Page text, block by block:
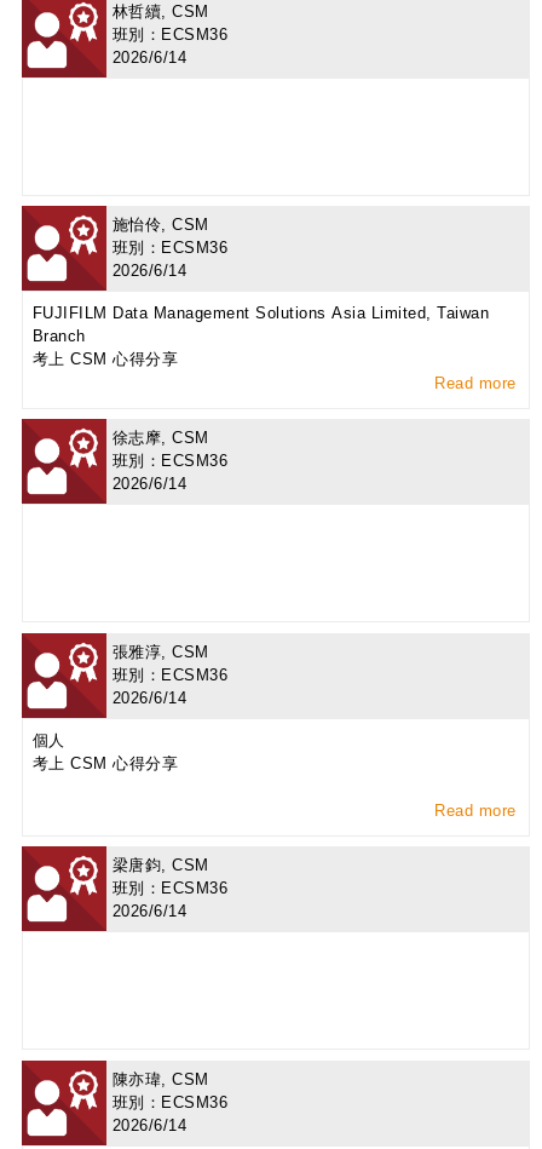
林哲續, CSM
班別：ECSM36
2026/6/14
施怡伶, CSM
班別：ECSM36
2026/6/14
FUJIFILM Data Management Solutions Asia Limited, Taiwan
Branch
考上 CSM 心得分享
Read more
徐志摩, CSM
班別：ECSM36
2026/6/14
張雅淳, CSM
班別：ECSM36
2026/6/14
個人
考上 CSM 心得分享
Read more
梁唐鈞, CSM
班別：ECSM36
2026/6/14
陳亦瑋, CSM
班別：ECSM36
2026/6/14